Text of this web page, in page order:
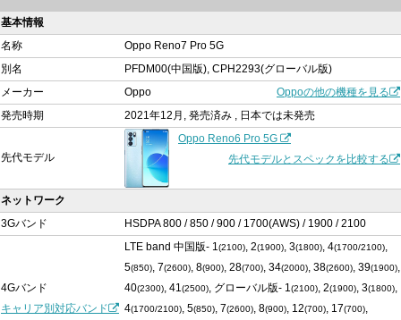
基本情報
名称
Oppo Reno7 Pro 5G
別名
PFDM00(中国版), CPH2293(グローバル版)
メーカー
Oppo
Oppoの他の機種を見る
発売時期
2021年12月, 発売済み , 日本では未発売
先代モデル
Oppo Reno6 Pro 5G
先代モデルとスペックを比較する
ネットワーク
3Gバンド
HSDPA 800 / 850 / 900 / 1700(AWS) / 1900 / 2100
4Gバンド
キャリア別対応バンド
LTE band 中国版- 1(2100), 2(1900), 3(1800), 4(1700/2100),
5(850), 7(2600), 8(900), 28(700), 34(2000), 38(2600), 39(1900),
40(2300), 41(2500), グローバル版- 1(2100), 2(1900), 3(1800),
4(1700/2100), 5(850), 7(2600), 8(900), 12(700), 17(700),